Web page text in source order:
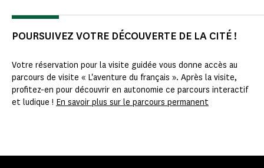
POURSUIVEZ VOTRE DÉCOUVERTE DE LA CITÉ !
Votre réservation pour la visite guidée vous donne accès au
parcours de visite « L'aventure du français ». Après la visite,
profitez-en pour découvrir en autonomie ce parcours interactif
et ludique ! En savoir plus sur le parcours permanent